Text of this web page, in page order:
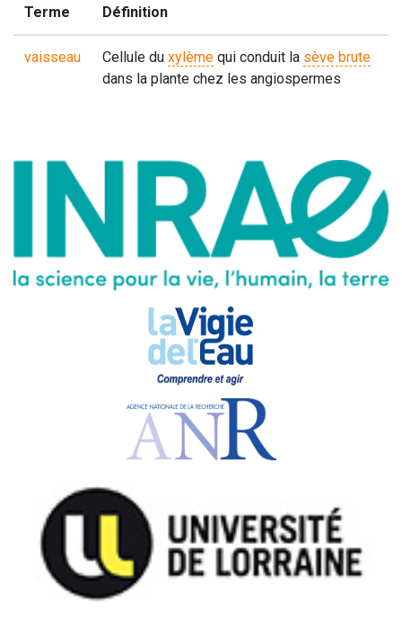
Terme Définition
vaisseau Cellule du xylème qui conduit la sève brute
dans la plante chez les angiospermes